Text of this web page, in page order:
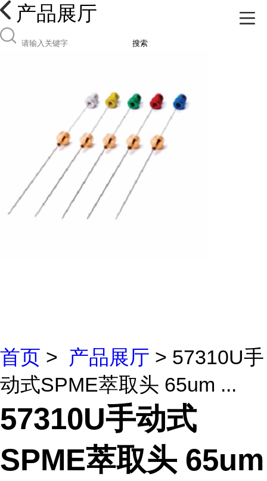
产品展厅
搜索
首页 > 产品展厅 > 57310U手
动式SPME萃取头 65um ...
57310U手动式
SPME萃取头 65um